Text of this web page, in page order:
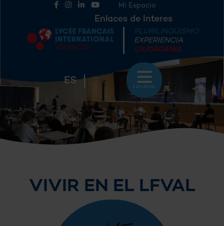
Mi Espacio
PLURILINGÜISMO
EXPERIENCIA
CIUDADANIA
ES FR
EXPLORAR
Enlaces de Interes
VIVIR EN EL LFVAL